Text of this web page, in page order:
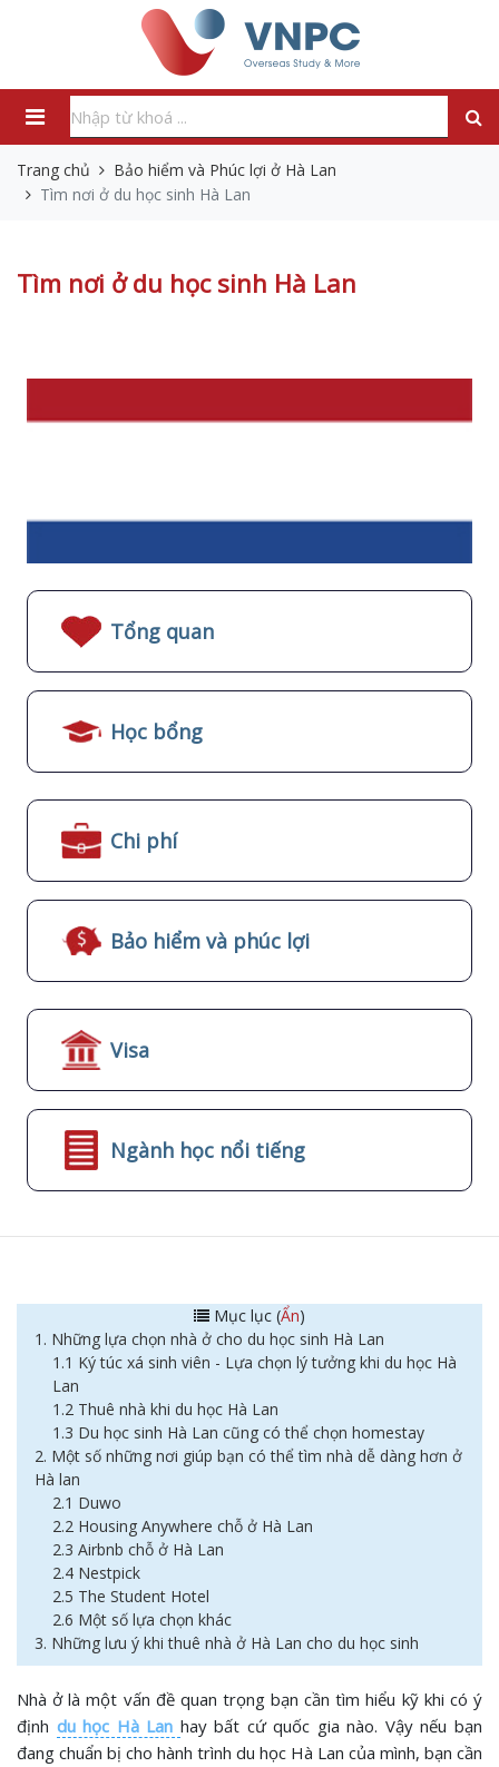
Trang chủ
Bảo hiểm và Phúc lợi ở Hà Lan
Tìm nơi ở du học sinh Hà Lan
Tìm nơi ở du học sinh Hà Lan
Tổng quan
Học bổng
Chi phí
Bảo hiểm và phúc lợi
Visa
Ngành học nổi tiếng
Mục lục (Ẩn)
1. Những lựa chọn nhà ở cho du học sinh Hà Lan
1.1 Ký túc xá sinh viên - Lựa chọn lý tưởng khi du học Hà
Lan
1.2 Thuê nhà khi du học Hà Lan
1.3 Du học sinh Hà Lan cũng có thể chọn homestay
2. Một số những nơi giúp bạn có thể tìm nhà dễ dàng hơn ở
Hà lan
2.1 Duwo
2.2 Housing Anywhere chỗ ở Hà Lan
2.3 Airbnb chỗ ở Hà Lan
2.4 Nestpick
2.5 The Student Hotel
2.6 Một số lựa chọn khác
3. Những lưu ý khi thuê nhà ở Hà Lan cho du học sinh
Nhà ở là một vấn đề quan trọng bạn cần tìm hiểu kỹ khi có ý
định du học Hà Lan hay bất cứ quốc gia nào. Vậy nếu bạn
đang chuẩn bị cho hành trình du học Hà Lan của mình, bạn cần